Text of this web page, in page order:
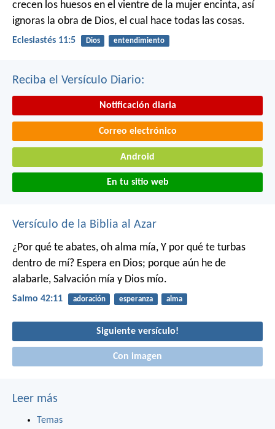
crecen los huesos en el vientre de la mujer encinta, así
ignoras la obra de Dios, el cual hace todas las cosas.
Eclesiastés 11:5 Dios entendimiento
Reciba el Versículo Diario:
Notificación diaria
Correo electrónico
Android
En tu sitio web
Versículo de la Biblia al Azar
¿Por qué te abates, oh alma mía, Y por qué te turbas
dentro de mí? Espera en Dios; porque aún he de
alabarle, Salvación mía y Dios mío.
Salmo 42:11 adoración esperanza alma
Siguiente versículo!
Con imagen
Leer más
Temas